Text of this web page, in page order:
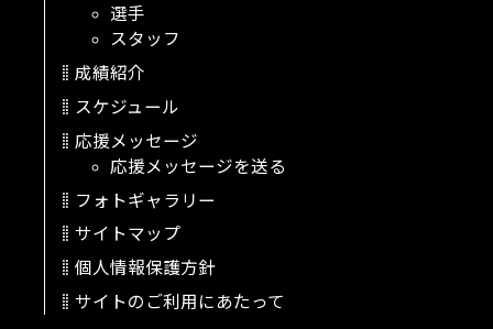
選手
スタッフ
成績紹介
スケジュール
応援メッセージ
応援メッセージを送る
フォトギャラリー
サイトマップ
個人情報保護方針
サイトのご利用にあたって